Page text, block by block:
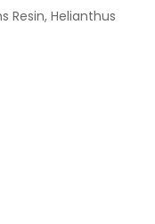
Resin, Helianthus